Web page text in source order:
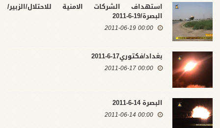
استهداف الشركات الامنية للاحتلال/الزبير/
البصرة/19-6-2011
00:00 2011-06-19
بغداد/فكتوري17-6-2011
00:00 2011-06-17
البصرة 14-6-2011
00:00 2011-06-14